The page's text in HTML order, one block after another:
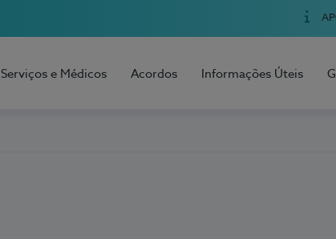
Serviços e Médicos Acordos Informações Úteis